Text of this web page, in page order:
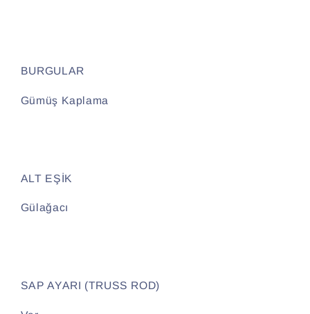
BURGULAR
Gümüş Kaplama
ALT EŞİK
Gülağacı
SAP AYARI (TRUSS ROD)